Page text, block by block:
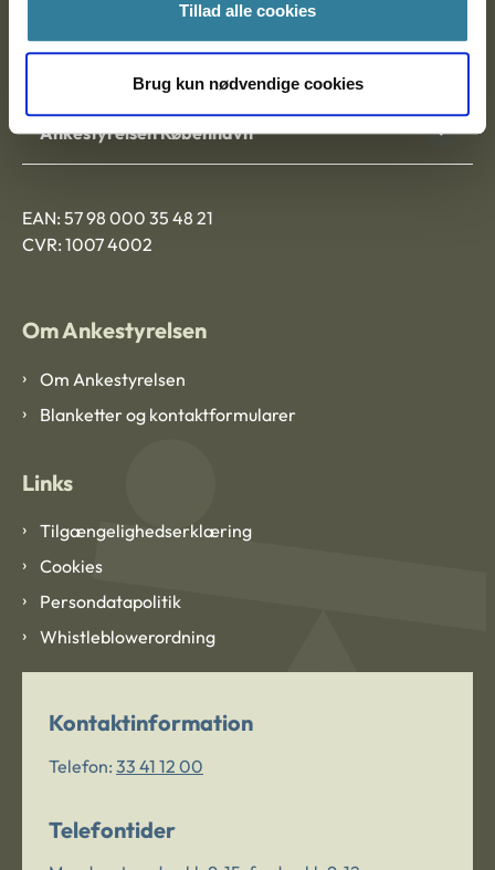
Tillad alle cookies
Brug kun nødvendige cookies
Ankestyrelsen København
EAN: 57 98 000 35 48 21
CVR: 1007 4002
Om Ankestyrelsen
Om Ankestyrelsen
Blanketter og kontaktformularer
Links
Tilgængelighedserklæring
Cookies
Persondatapolitik
Whistleblowerordning
Kontaktinformation
Telefon: 33 41 12 00
Telefontider